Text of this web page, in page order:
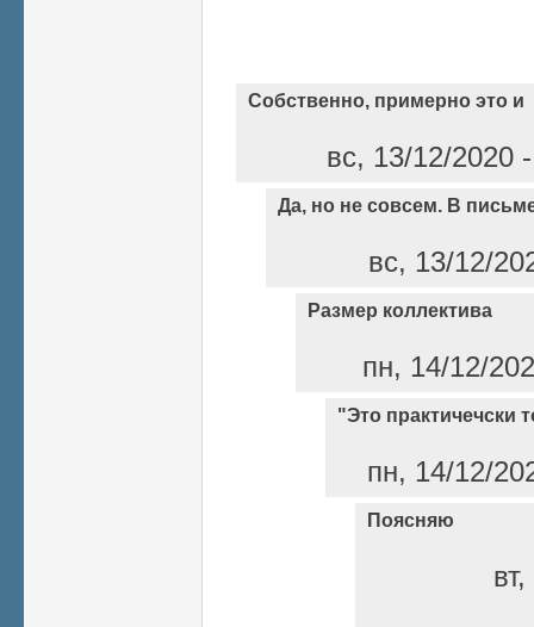
Собственно, примерно это и
вс, 13/12/2020
Да, но не совсем. В
вс, 13/12/
Размер коллектива
пн, 14/12/
"Это практичечски
пн, 14/12/
Поясняю